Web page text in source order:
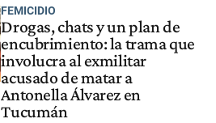
FEMICIDIO
Drogas, chats y un plan de
encubrimiento: la trama que
involucra al exmilitar
acusado de matar a
Antonella Álvarez en
Tucumán